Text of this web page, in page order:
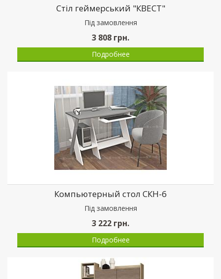
Стіл геймерський "КВЕСТ"
Пiд замовлення
3 808 грн.
Подробнее
Компьютерный стол СКН-6
Пiд замовлення
3 222 грн.
Подробнее